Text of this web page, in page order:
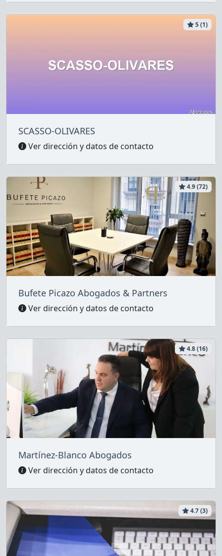
5 (1)
SCASSO-OLIVARES
Ver dirección y datos de contacto
4.9 (72)
Bufete Picazo Abogados & Partners
Ver dirección y datos de contacto
4.8 (16)
Martínez-Blanco Abogados
Ver dirección y datos de contacto
4.7 (3)